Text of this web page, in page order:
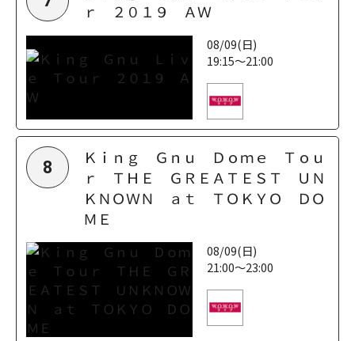
ｒ ２０１９ ＡＷ
08/09(日)
19:15～21:00
8
Ｋｉｎｇ Ｇｎｕ Ｄｏｍｅ Ｔｏｕ
ｒ ＴＨＥ ＧＲＥＡＴＥＳＴ ＵＮ
ＫＮＯＷＮ ａｔ ＴＯＫＹＯ ＤＯ
ＭＥ
08/09(日)
21:00～23:00